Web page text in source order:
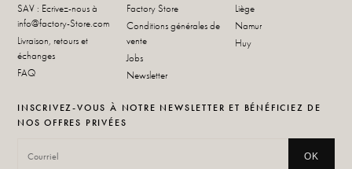
SAV : Ecrivez-nous à
info@factory-Store.com
Livraison, retours et
échanges
FAQ
Factory Store
Conditions générales de
vente
Jobs
Newsletter
Liège
Namur
Huy
INSCRIVEZ-VOUS À NOTRE NEWSLETTER ET BÉNÉFICIEZ DE
NOS OFFRES PRIVÉES
OK